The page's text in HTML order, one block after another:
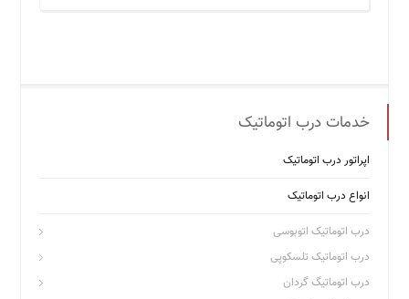
خدمات درب اتوماتیک
اپراتور درب اتوماتیک
انواع درب اتوماتیک
درب اتوماتیک اتوبوسی
درب اتوماتیک تلسکوپی
درب اتوماتیگ گردان